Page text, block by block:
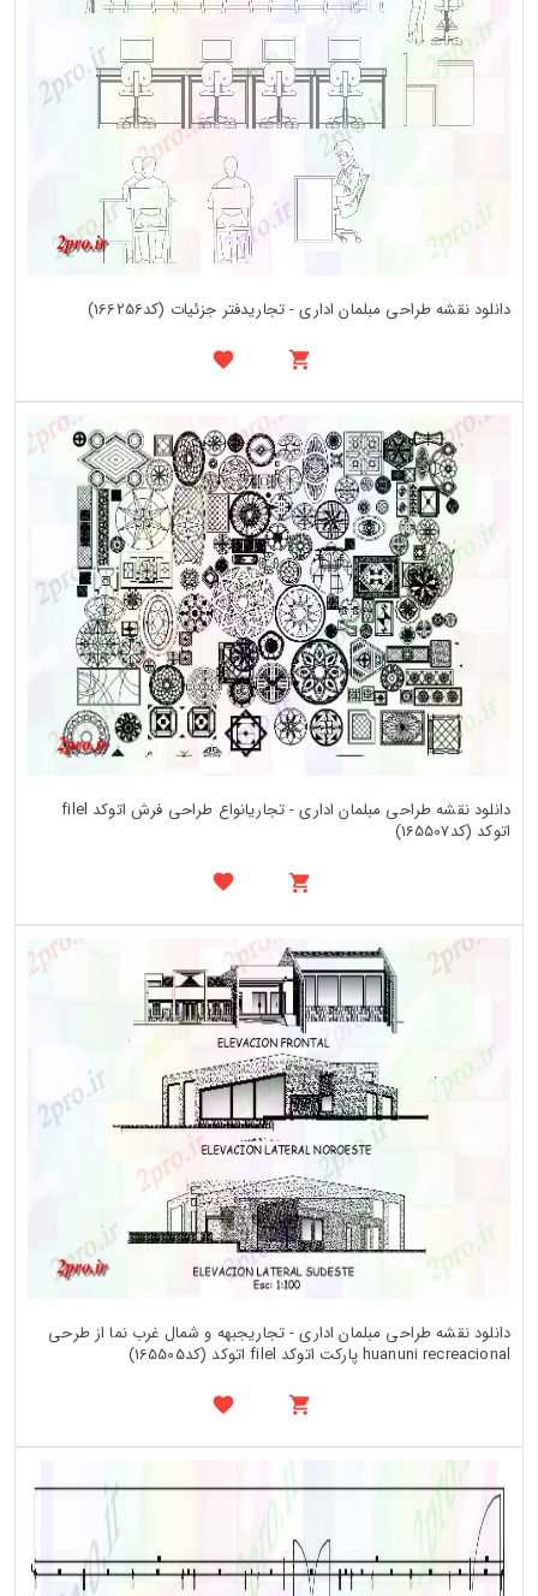
دانلود نقشه طراحی مبلمان اداری - تجاریدفتر جزئیات (کد166256)
دانلود نقشه طراحی مبلمان اداری - تجاریانواع طراحی فرش اتوکد filel
اتوکد (کد165507)
دانلود نقشه طراحی مبلمان اداری - تجاریجبهه و شمال غرب نما از طرحی
huanuni recreacional پارکت اتوکد filel اتوکد (کد165505)